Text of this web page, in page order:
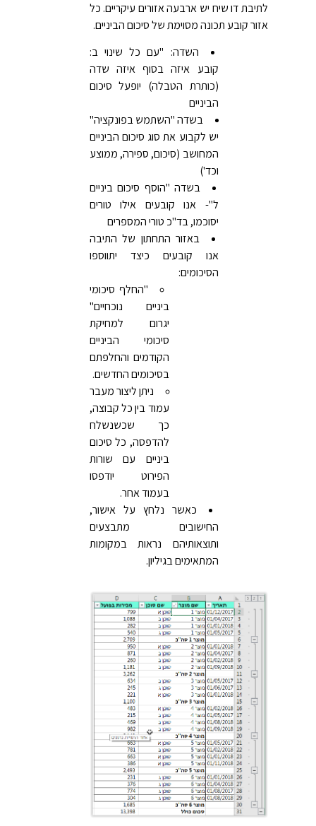
לתיבת דו שיח יש ארבעה אזורים עיקריים. כל
אזור קובע תכונה מסוימת של סיכום הביניים.
השדה: "עם כל שינוי ב:
קובע איזה בסוף איזה שדה
(כותרת הטבלה) יופעל סיכום
הביניים
בשדה "השתמש בפונקציה"
יש לקבוע את סוג סיכום הביניים
המחושב (סיכום, ספירה, ממוצע
וכד')
בשדה "הוסף סיכום ביניים
ל"- אנו קובעים אילו טורים
יסוכמו, בד"כ טורי המספרים
באזור התחתון של התיבה
אנו קובעים כיצד יתווספו
הסיכומים:
"החלף סיכומי
ביניים נוכחיים"
יגרום למחיקת
סיכומי הביניים
הקודמים והחלפתם
בסיכומים החדשים.
ניתן ליצור מעבר
עמוד בין כל קבוצה,
כך שכשנשלח
להדפסה, כל סיכום
ביניים עם שורות
הפירוט יודפסו
בעמוד אחר.
כאשר נלחץ על אישור,
החישובים מתבצעים
ותוצאותיהם נראות במקומות
המתאימים בגיליון.